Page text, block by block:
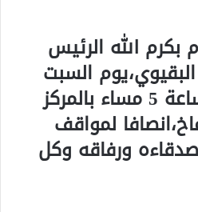
بكرم الله الرئيس
السبت
29/07/2017علي الساعة 5 مساء بالمركز
لمواقف
ورفاقه وكل